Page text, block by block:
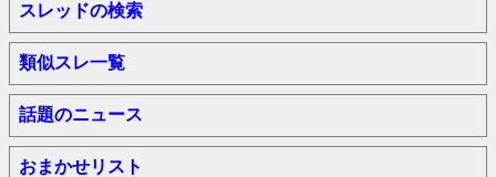
スレッドの検索
類似スレ一覧
話題のニュース
おまかせリスト